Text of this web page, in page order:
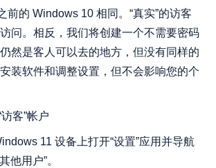
前的 Windows 10 相同。“真实”的访客
问。相反，我们将创建一个不需要密码
然是客人可以去的地方，但没有同样的
装软件和调整设置，但不会影响您的个
客”帐户
11 设备上打开“设置”应用并导航
他用户”。